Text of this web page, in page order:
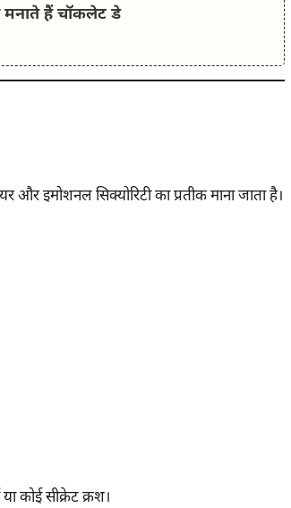
हैं चॉकलेट डे
और इमोशनल सिक्योरिटी का प्रतीक माना जाता है।
कोई सीक्रेट क्रश।